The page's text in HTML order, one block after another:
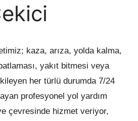
kaza, arıza, yolda kalma,
yakıt bitmesi veya
her türlü durumda 7/24
profesyonel yol yardım
çevresinde hizmet veriyor,